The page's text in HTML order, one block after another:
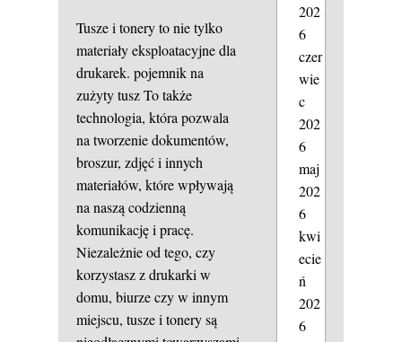
Tusze i tonery to nie tylko
materiały eksploatacyjne dla
drukarek. pojemnik na
zużyty tuszTo także
technologia, która pozwala
na tworzenie dokumentów,
broszur, zdjęć i innych
materiałów, które wpływają
na naszą codzienną
komunikację i pracę.
Niezależnie od tego, czy
korzystasz z drukarki w
domu, biurze czy w innym
miejscu, tusze i tonery są
202
6
czer
wie
c
202
6
maj
202
6
kwi
ecie
ń
202
6